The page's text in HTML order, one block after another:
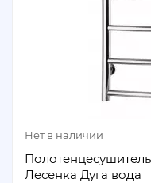
Нет в наличии
Лесенка Дуга вода